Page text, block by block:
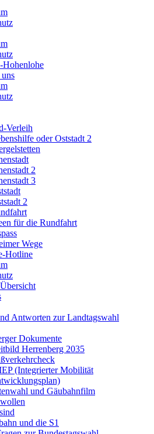
Verleih
oder Oststadt 2
2
3
2
für die Rundfahrt
Wege
Hotline
Antworten zur Landtagswahl
Dokumente
Herrenberg 2035
(Integrierter Mobilität
und Gäubahnfilm
und die S1